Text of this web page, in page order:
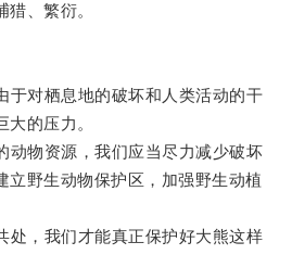
、繁衍。
对栖息地的破坏和人类活动的干
的压力。
物资源，我们应当尽力减少破坏
立野生动物保护区，加强野生动植
，我们才能真正保护好大熊这样